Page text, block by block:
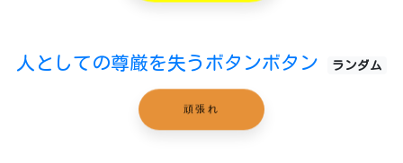
人としての尊厳を失うボタンボタン ランダム
頑張れ